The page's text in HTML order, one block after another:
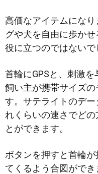
高価なアイテムにな
グや犬を自由に歩か
役に立つのではないで
首輪にGPSと、刺激を
飼い主が携帯サイズ
す。サテライトのデ
れくらいの速さでど
とができます。
ボタンを押すと首輪
てくるよう合図ができ